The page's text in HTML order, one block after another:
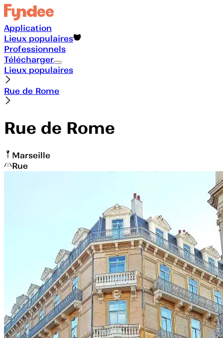
Application
Lieux populaires
Professionnels
Télécharger
Lieux populaires
Rue de Rome
Rue de Rome
Marseille
Rue